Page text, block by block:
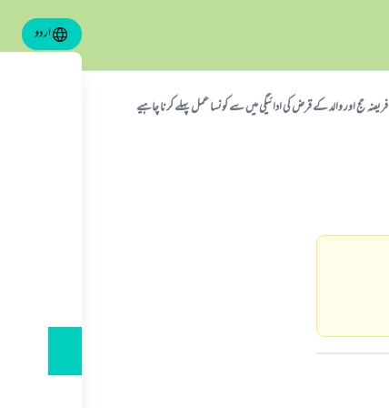
اردو
فریضہ حج اور والد کے قرض کی ادائيگي میں سے کونسا عمل پہلے کرنا چاہیے